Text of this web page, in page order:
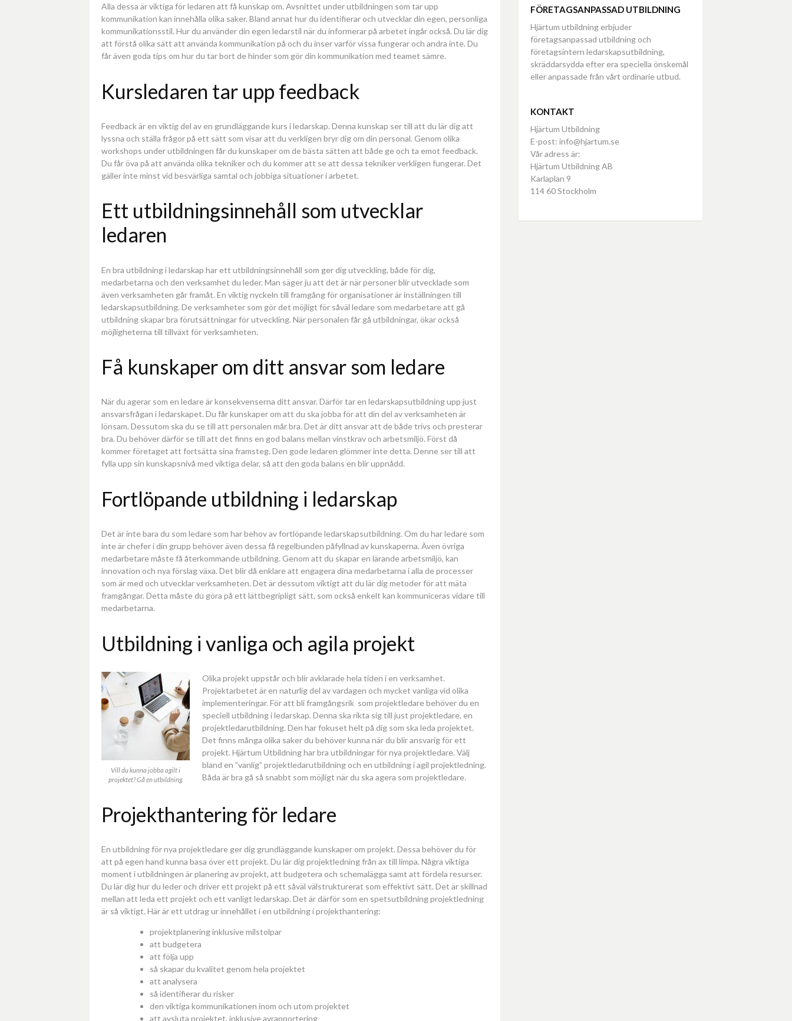
Alla dessa är viktiga för ledaren att få kunskap om. Avsnittet under utbildningen som tar upp
kommunikation kan innehålla olika saker. Bland annat hur du identifierar och utvecklar din egen, personliga
kommunikationsstil. Hur du använder din egen ledarstil när du informerar på arbetet ingår också. Du lär dig
att förstå olika sätt att använda kommunikation på och du inser varför vissa fungerar och andra inte. Du
får även goda tips om hur du tar bort de hinder som gör din kommunikation med teamet sämre.
Kursledaren tar upp feedback
Feedback är en viktig del av en grundläggande kurs i ledarskap. Denna kunskap ser till att du lär dig att
lyssna och ställa frågor på ett sätt som visar att du verkligen bryr dig om din personal. Genom olika
workshops under utbildningen får du kunskaper om de bästa sätten att både ge och ta emot feedback.
Du får öva på att använda olika tekniker och du kommer att se att dessa tekniker verkligen fungerar. Det
gäller inte minst vid besvärliga samtal och jobbiga situationer i arbetet.
Ett utbildningsinnehåll som utvecklar
ledaren
En bra utbildning i ledarskap har ett utbildningsinnehåll som ger dig utveckling, både för dig,
medarbetarna och den verksamhet du leder. Man säger ju att det är när personer blir utvecklade som
även verksamheten går framåt. En viktig nyckeln till framgång för organisationer är inställningen till
ledarskapsutbildning. De verksamheter som gör det möjligt för såväl ledare som medarbetare att gå
utbildning skapar bra förutsättningar för utveckling. När personalen får gå utbildningar, ökar också
möjligheterna till tillväxt för verksamheten.
Få kunskaper om ditt ansvar som ledare
När du agerar som en ledare är konsekvenserna ditt ansvar. Därför tar en ledarskapsutbildning upp just
ansvarsfrågan i ledarskapet. Du får kunskaper om att du ska jobba för att din del av verksamheten är
lönsam. Dessutom ska du se till att personalen mår bra. Det är ditt ansvar att de både trivs och presterar
bra. Du behöver därför se till att det finns en god balans mellan vinstkrav och arbetsmiljö. Först då
kommer företaget att fortsätta sina framsteg. Den gode ledaren glömmer inte detta. Denne ser till att
fylla upp sin kunskapsnivå med viktiga delar, så att den goda balans en blir uppnådd.
Fortlöpande utbildning i ledarskap
Det är inte bara du som ledare som har behov av fortlöpande ledarskapsutbildning. Om du har ledare som
inte är chefer i din grupp behöver även dessa få regelbunden påfyllnad av kunskaperna. Även övriga
medarbetare måste få återkommande utbildning. Genom att du skapar en lärande arbetsmiljö, kan
innovation och nya förslag växa. Det blir då enklare att engagera dina medarbetarna i alla de processer
som är med och utvecklar verksamheten. Det är dessutom viktigt att du lär dig metoder för att mäta
framgångar. Detta måste du göra på ett lättbegripligt sätt, som också enkelt kan kommuniceras vidare till
medarbetarna.
Utbildning i vanliga och agila projekt
Vill du kunna jobba agilt i
projektet? Gå en utbildning.
Olika projekt uppstår och blir avklarade hela tiden i en verksamhet.
Projektarbetet är en naturlig del av vardagen och mycket vanliga vid olika
implementeringar. För att bli framgångsrik som projektledare behöver du en
speciell utbildning i ledarskap. Denna ska rikta sig till just projektledare, en
projektledarutbildning. Den har fokuset helt på dig som ska leda projektet.
Det finns många olika saker du behöver kunna när du blir ansvarig för ett
projekt. Hjärtum Utbildning har bra utbildningar för nya projektledare. Välj
bland en ”vanlig” projektledarutbildning och en utbildning i agil projektledning.
Båda är bra gå så snabbt som möjligt när du ska agera som projektledare.
Projekthantering för ledare
En utbildning för nya projektledare ger dig grundläggande kunskaper om projekt. Dessa behöver du för
att på egen hand kunna basa över ett projekt. Du lär dig projektledning från ax till limpa. Några viktiga
moment i utbildningen är planering av projekt, att budgetera och schemalägga samt att fördela resurser.
Du lär dig hur du leder och driver ett projekt på ett såväl välstrukturerat som effektivt sätt. Det är skillnad
mellan att leda ett projekt och ett vanligt ledarskap. Det är därför som en spetsutbildning projektledning
är så viktigt. Här är ett utdrag ur innehållet i en utbildning i projekthantering:
projektplanering inklusive milstolpar
att budgetera
att följa upp
så skapar du kvalitet genom hela projektet
att analysera
så identifierar du risker
den viktiga kommunikationen inom och utom projektet
att avsluta projektet, inklusive avrapportering
FÖRETAGSANPASSAD UTBILDNING
Hjärtum utbildning erbjuder
företagsanpassad utbildning och
företagsintern ledarskapsutbildning,
skräddarsydda efter era speciella önskemål
eller anpassade från vårt ordinarie utbud.
KONTAKT
Hjärtum Utbildning
E-post: info@hjartum.se
Vår adress är:
Hjärtum Utbildning AB
Karlaplan 9
114 60 Stockholm